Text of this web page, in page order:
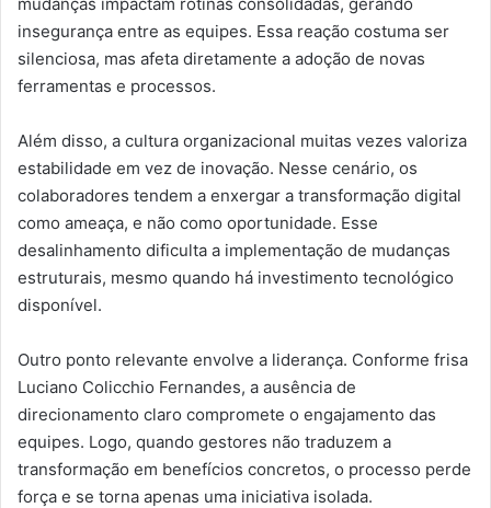
insegurança entre as equipes. Essa reação costuma ser
silenciosa, mas afeta diretamente a adoção de novas
ferramentas e processos.
Além disso, a cultura organizacional muitas vezes valoriza
estabilidade em vez de inovação. Nesse cenário, os
colaboradores tendem a enxergar a transformação digital
como ameaça, e não como oportunidade. Esse
desalinhamento dificulta a implementação de mudanças
estruturais, mesmo quando há investimento tecnológico
disponível.
Outro ponto relevante envolve a liderança. Conforme frisa
Luciano Colicchio Fernandes, a ausência de
direcionamento claro compromete o engajamento das
equipes. Logo, quando gestores não traduzem a
transformação em benefícios concretos, o processo perde
força e se torna apenas uma iniciativa isolada.